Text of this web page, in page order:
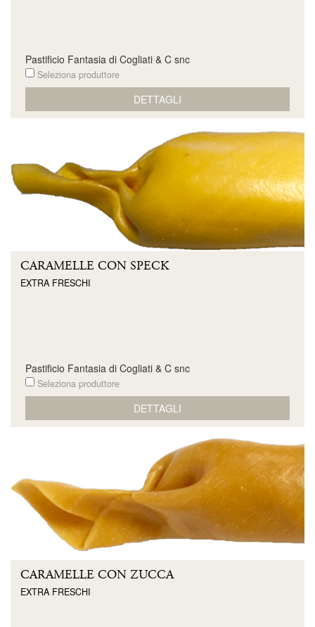
Pastificio Fantasia di Cogliati & C snc
Seleziona produttore
DETTAGLI
CARAMELLE CON SPECK
EXTRA FRESCHI
Pastificio Fantasia di Cogliati & C snc
Seleziona produttore
DETTAGLI
CARAMELLE CON ZUCCA
EXTRA FRESCHI